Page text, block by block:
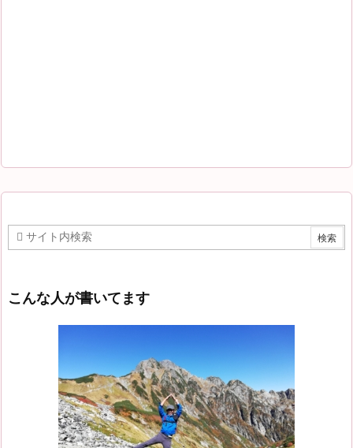
こんな人が書いてます